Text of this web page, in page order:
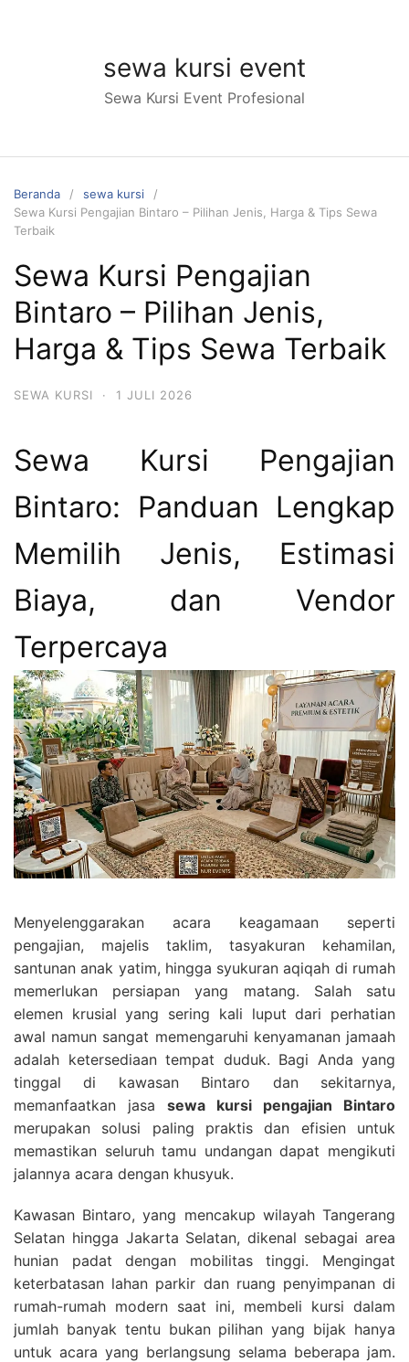
sewa kursi event
Sewa Kursi Event Profesional
Beranda
sewa kursi
Sewa Kursi Pengajian Bintaro – Pilihan Jenis, Harga & Tips Sewa
Terbaik
Sewa Kursi Pengajian
Bintaro – Pilihan Jenis,
Harga & Tips Sewa Terbaik
SEWA KURSI · 1 JULI 2026
Sewa Kursi Pengajian
Bintaro: Panduan Lengkap
Memilih Jenis, Estimasi
Biaya, dan Vendor
Terpercaya
Menyelenggarakan acara keagamaan seperti
pengajian, majelis taklim, tasyakuran kehamilan,
santunan anak yatim, hingga syukuran aqiqah di rumah
memerlukan persiapan yang matang. Salah satu
elemen krusial yang sering kali luput dari perhatian
awal namun sangat memengaruhi kenyamanan jamaah
adalah ketersediaan tempat duduk. Bagi Anda yang
tinggal di kawasan Bintaro dan sekitarnya,
memanfaatkan jasa sewa kursi pengajian Bintaro
merupakan solusi paling praktis dan efisien untuk
memastikan seluruh tamu undangan dapat mengikuti
jalannya acara dengan khusyuk.
Kawasan Bintaro, yang mencakup wilayah Tangerang
Selatan hingga Jakarta Selatan, dikenal sebagai area
hunian padat dengan mobilitas tinggi. Mengingat
keterbatasan lahan parkir dan ruang penyimpanan di
rumah-rumah modern saat ini, membeli kursi dalam
jumlah banyak tentu bukan pilihan yang bijak hanya
untuk acara yang berlangsung selama beberapa jam.